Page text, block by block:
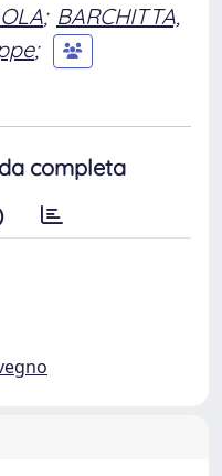
; BARCHITTA,
;
completa